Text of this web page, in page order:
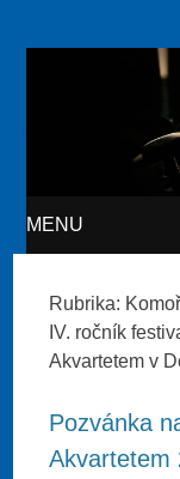
MENU
Rubrika:
IV. ročník
Akvartetem v
Pozvánka
Akvartetem